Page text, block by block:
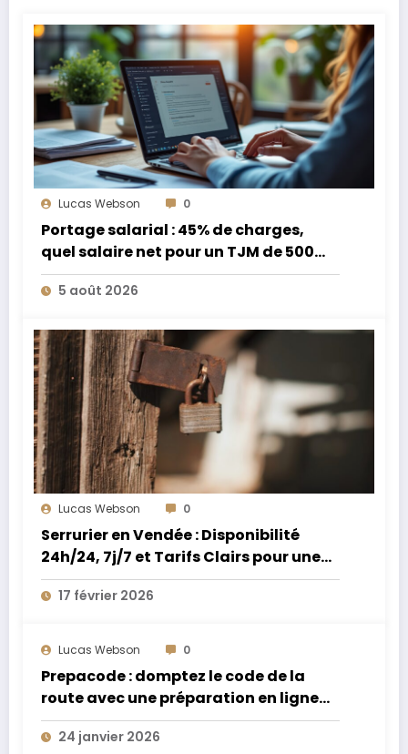
Lucas Webson 0
Portage salarial : 45% de charges,
quel salaire net pour un TJM de 500
euros ?
5 août 2026
Lucas Webson 0
Serrurier en Vendée : Disponibilité
24h/24, 7j/7 et Tarifs Clairs pour une
Intervention Express
17 février 2026
Lucas Webson 0
Prepacode : domptez le code de la
route avec une préparation en ligne
performante et accessible
24 janvier 2026